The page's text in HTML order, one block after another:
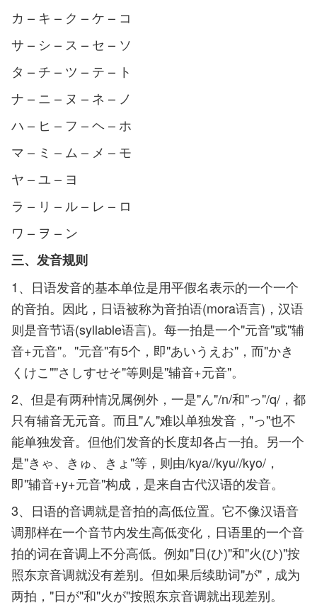
カ – キ – ク – ケ – コ
サ – シ – ス – セ – ソ
タ – チ – ツ – テ – ト
ナ – ニ – ヌ – ネ – ノ
ハ – ヒ – フ – ヘ – ホ
マ – ミ – ム – メ – モ
ヤ – ユ – ヨ
ラ – リ – ル – レ – ロ
ワ – ヲ – ン
三、发音规则
1、日语发音的基本单位是用平假名表示的一个一个
的音拍。因此，日语被称为音拍语(mora语言)，汉语
则是音节语(syllable语言)。每一拍是一个"元音"或"辅
音+元音"。"元音"有5个，即"あいうえお"，而"かき
くけこ""さしすせそ"等则是"辅音+元音"。
2、但是有两种情况属例外，一是"ん"/n/和"っ"/q/，都
只有辅音无元音。而且"ん"难以单独发音，"っ"也不
能单独发音。但他们发音的长度却各占一拍。另一个
是"きゃ、きゅ、きょ"等，则由/kya//kyu//kyo/，
即"辅音+y+元音"构成，是来自古代汉语的发音。
3、日语的音调就是音拍的高低位置。它不像汉语音
调那样在一个音节内发生高低变化，日语里的一个音
拍的词在音调上不分高低。例如"日(ひ)"和"火(ひ)"按
照东京音调就没有差别。但如果后续助词"が"，成为
两拍，"日が"和"火が"按照东京音调就出现差别。